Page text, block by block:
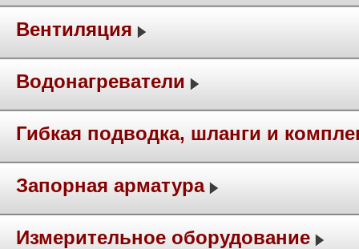
Вентиляция
Водонагреватели
Гибкая подводка, шланги и
Запорная арматура
Измерительное оборудование